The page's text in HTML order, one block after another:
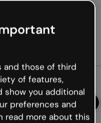
online
and those of third
of features,
show you additional
preferences and
read more about this